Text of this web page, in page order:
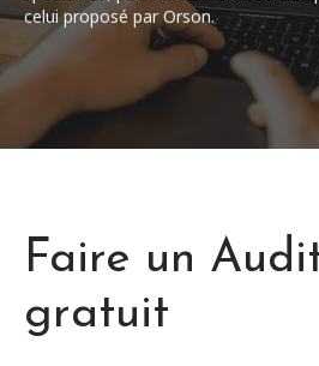
celui proposé par Orson.
Faire un
gratuit